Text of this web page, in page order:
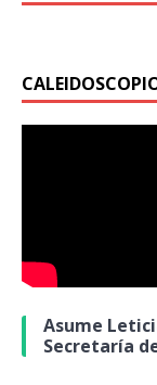
Asume
Secretaría